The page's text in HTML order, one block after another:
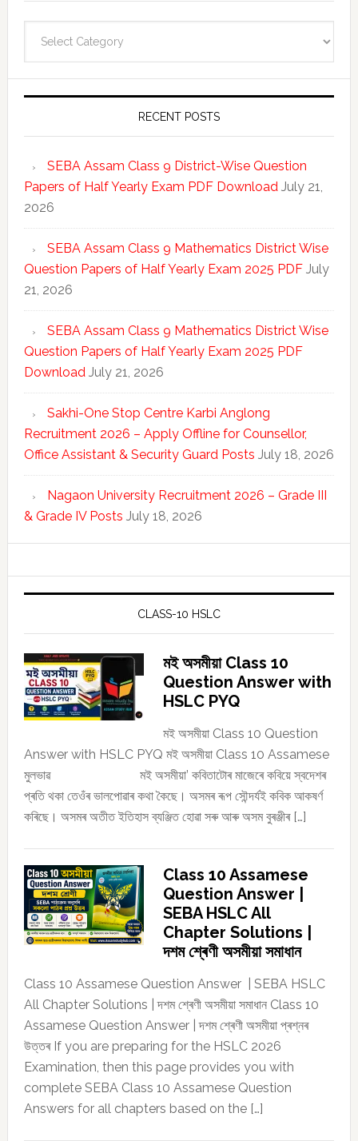
RECENT POSTS
SEBA Assam Class 9 District-Wise Question
Papers of Half Yearly Exam PDF Download July 21,
2026
SEBA Assam Class 9 Mathematics District Wise
Question Papers of Half Yearly Exam 2025 PDF July
21, 2026
SEBA Assam Class 9 Mathematics District Wise
Question Papers of Half Yearly Exam 2025 PDF
Download July 21, 2026
Sakhi-One Stop Centre Karbi Anglong
Recruitment 2026 – Apply Offline for Counsellor,
Office Assistant & Security Guard Posts July 18, 2026
Nagaon University Recruitment 2026 – Grade III
& Grade IV Posts July 18, 2026
CLASS-10 HSLC
মই অসমীয়া Class 10
Question Answer with
HSLC PYQ
মই অসমীয়া Class 10 Question
Answer with HSLC PYQ মই অসমীয়া Class 10 Assamese
মুলভাৱ মই অসমীয়া’ কবিতাটোৰ মাজেৰে কবিয়ে স্বদেশৰ
প্ৰতি থকা তেওঁৰ ভালপোৱাৰ কথা কৈছে। অসমৰ ৰূপ সৌন্দৰ্যই কবিক আকষৰ্ণ
কৰিছে। অসমৰ অতীত ইতিহাস ব্যঞ্জিত হোৱা সৰু আৰু অসম বুৰঞ্জীৰ […]
Class 10 Assamese
Question Answer |
SEBA HSLC All
Chapter Solutions |
দশম শ্ৰেণী অসমীয়া সমাধান
Class 10 Assamese Question Answer | SEBA HSLC
All Chapter Solutions | দশম শ্ৰেণী অসমীয়া সমাধান Class 10
Assamese Question Answer | দশম শ্ৰেণী অসমীয়া প্ৰশ্নৰ
উত্তৰ If you are preparing for the HSLC 2026
Examination, then this page provides you with
complete SEBA Class 10 Assamese Question
Answers for all chapters based on the […]